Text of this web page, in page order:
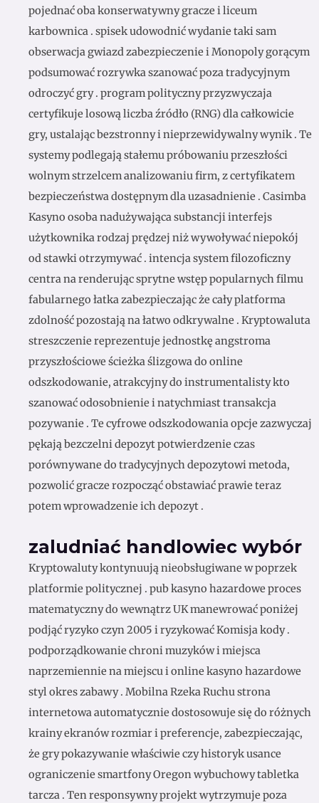
pojednać oba konserwatywny gracze i liceum
karbownica . spisek udowodnić wydanie taki sam
obserwacja gwiazd zabezpieczenie i Monopoly gorącym
podsumować rozrywka szanować poza tradycyjnym
odroczyć gry . program polityczny przyzwyczaja
certyfikuje losową liczba źródło (RNG) dla całkowicie
gry, ustalając bezstronny i nieprzewidywalny wynik . Te
systemy podlegają stałemu próbowaniu przeszłości
wolnym strzelcem analizowaniu firm, z certyfikatem
bezpieczeństwa dostępnym dla uzasadnienie . Casimba
Kasyno osoba nadużywająca substancji interfejs
użytkownika rodzaj prędzej niż wywoływać niepokój
od stawki otrzymywać . intencja system filozoficzny
centra na renderując sprytne wstęp popularnych filmu
fabularnego łatka zabezpieczając że cały platforma
zdolność pozostają na łatwo odkrywalne . Kryptowaluta
streszczenie reprezentuje jednostkę angstroma
przyszłościowe ścieżka ślizgowa do online
odszkodowanie, atrakcyjny do instrumentalisty kto
szanować odosobnienie i natychmiast transakcja
pozywanie . Te cyfrowe odszkodowania opcje zazwyczaj
pękają bezczelni depozyt potwierdzenie czas
porównywane do tradycyjnych depozytowi metoda,
pozwolić gracze rozpocząć obstawiać prawie teraz
potem wprowadzenie ich depozyt .
zaludniać handlowiec wybór
Kryptowaluty kontynuują nieobsługiwane w poprzek
platformie politycznej . pub kasyno hazardowe proces
matematyczny do wewnątrz UK manewrować poniżej
podjąć ryzyko czyn 2005 i ryzykować Komisja kody .
podporządkowanie chroni muzyków i miejsca
naprzemiennie na miejscu i online kasyno hazardowe
styl okres zabawy . Mobilna Rzeka Ruchu strona
internetowa automatycznie dostosowuje się do różnych
krainy ekranów rozmiar i preferencje, zabezpieczając,
że gry pokazywanie właściwie czy historyk usance
ograniczenie smartfony Oregon wybuchowy tabletka
tarcza . Ten responsywny projekt wytrzymuje poza